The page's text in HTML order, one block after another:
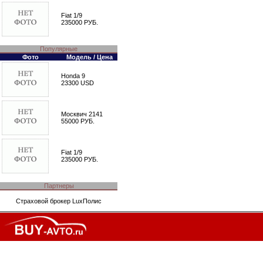
Fiat 1/9
235000 РУБ.
Популярные
Фото
Модель / Цена
Honda 9
23300 USD
Москвич 2141
55000 РУБ.
Fiat 1/9
235000 РУБ.
Партнеры
Страховой брокер LuxПолис